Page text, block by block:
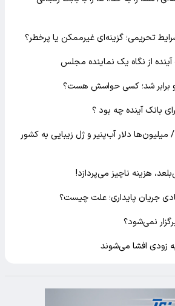
تحریمی؛ گزینه‌ای غیرممکن یا پرخطر؟
از نگاه یک نماینده مجلس
بانک آینده چه بود ؟
دلار آب‌پنیر و ژل زیبایی به کشور
هزینه ناچیز می‌پردازد!
جریان پایداری؛ علت چیست؟
نمی‌شود؟
زودی افشا می‌شوند